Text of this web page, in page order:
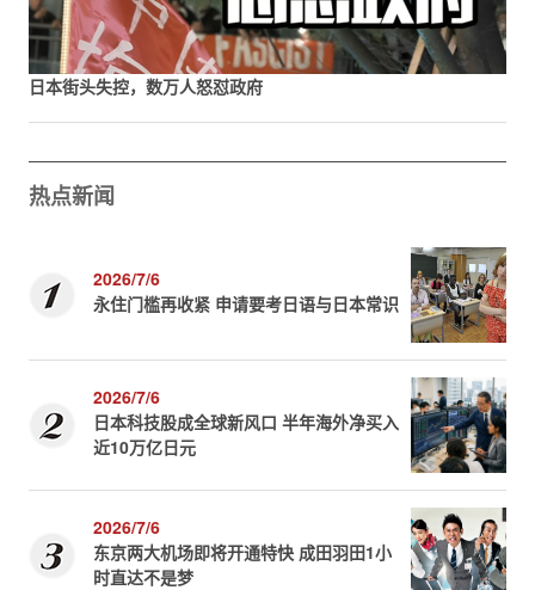
日本街头失控，数万人怒怼政府
热点新闻
2026/7/6
永住门槛再收紧 申请要考日语与日本常识
2026/7/6
日本科技股成全球新风口 半年海外净买入
近10万亿日元
2026/7/6
东京两大机场即将开通特快 成田羽田1小
时直达不是梦